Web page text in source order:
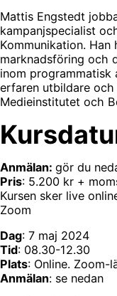
Mattis Engstedt
kampanjspecialist
Kommunikation.
marknadsföring och
inom programmatisk
erfaren utbildare
Medieinstitutet och
Anmälan: gör du
Pris: 5.200 kr +
Kursen sker live
Zoom
Dag: 7 maj 2024
Tid: 08.30-12.30
Plats: Online. Zoom-
Anmälan: se nedan